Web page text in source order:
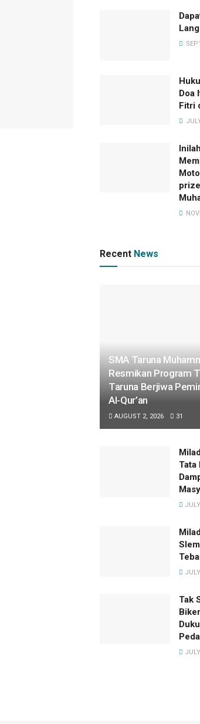
Doa
Fitri
Recent News
SMA Taruna
Resmikan Program
Taruna Berjiwa
Al-Qur’an
AUGUST 2, 2026 31
Tata
Tak